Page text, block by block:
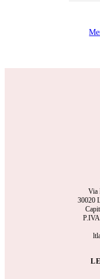
Via
30020